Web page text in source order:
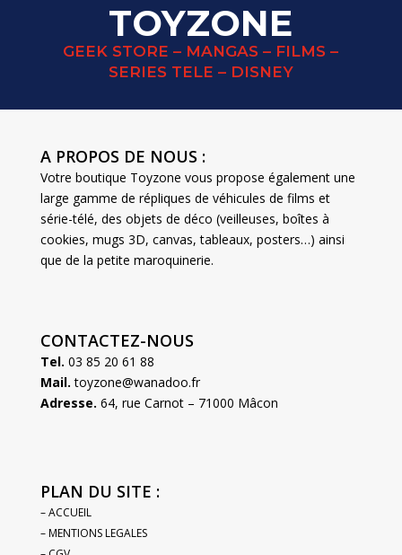
TOYZONE
GEEK STORE – MANGAS – FILMS –
SERIES TELE – DISNEY
A PROPOS DE NOUS :
Votre boutique Toyzone vous propose également une
large gamme de répliques de véhicules de films et
série-télé, des objets de déco (veilleuses, boîtes à
cookies, mugs 3D, canvas, tableaux, posters…) ainsi
que de la petite maroquinerie.
CONTACTEZ-NOUS
Tel. 03 85 20 61 88
Mail. toyzone@wanadoo.fr
Adresse. 64, rue Carnot – 71000 Mâcon
PLAN DU SITE :
– ACCUEIL
– MENTIONS LEGALES